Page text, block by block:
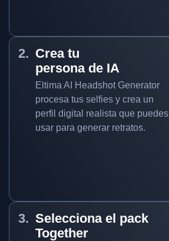
Crea tu
persona de IA
Eltima AI Headshot Generator
procesa tus selfies y crea un
perfil digital realista que puedes
usar para generar retratos.
Selecciona el pack
Together